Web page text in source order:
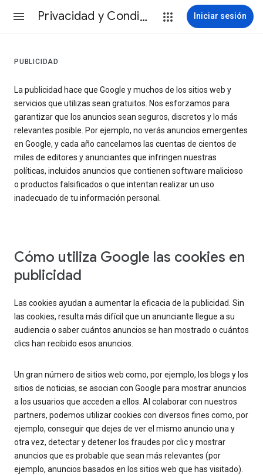
Privacidad y Condiciones Iniciar sesión
PUBLICIDAD
La publicidad hace que Google y muchos de los sitios web y
servicios que utilizas sean gratuitos. Nos esforzamos para
garantizar que los anuncios sean seguros, discretos y lo más
relevantes posible. Por ejemplo, no verás anuncios emergentes
en Google, y cada año cancelamos las cuentas de cientos de
miles de editores y anunciantes que infringen nuestras
políticas, incluidos anuncios que contienen software malicioso
o productos falsificados o que intentan realizar un uso
inadecuado de tu información personal.
Cómo utiliza Google las cookies en
publicidad
Las cookies ayudan a aumentar la eficacia de la publicidad. Sin
las cookies, resulta más difícil que un anunciante llegue a su
audiencia o saber cuántos anuncios se han mostrado o cuántos
clics han recibido esos anuncios.
Un gran número de sitios web como, por ejemplo, los blogs y los
sitios de noticias, se asocian con Google para mostrar anuncios
a los usuarios que acceden a ellos. Al colaborar con nuestros
partners, podemos utilizar cookies con diversos fines como, por
ejemplo, conseguir que dejes de ver el mismo anuncio una y
otra vez, detectar y detener los fraudes por clic y mostrar
anuncios que es probable que sean más relevantes (por
ejemplo, anuncios basados en los sitios web que has visitado).